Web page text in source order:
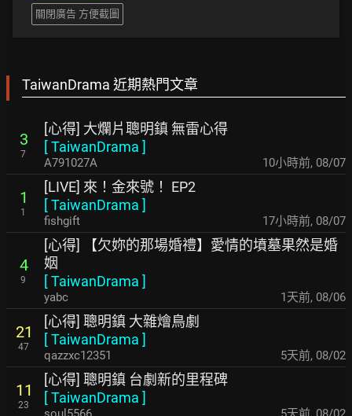
關閉廣告 方便截圖
TaiwanDrama 近期熱門文章
3
7
[心得] 大爛片聰明鎮 無雷心得
[TaiwanDrama ]
A791027A 10小時前, 08/07
1
1
[LIVE] 來！金來號！ EP2
[TaiwanDrama ]
fishgift 17小時前, 08/07
4
9
[心得] 【欠妳的那場婚禮】愛情的墳墓果然是婚
姻
[TaiwanDrama ]
yabc 1天前, 08/06
21
47
[心得] 聰明鎮 大雜燴鳥劇
[TaiwanDrama ]
qazzxc12351 5天前, 08/02
11
23
[心得] 聰明鎮 台劇新的里程碑
[TaiwanDrama ]